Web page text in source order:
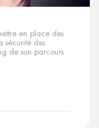
en place des
sécurité des
de son parcours.